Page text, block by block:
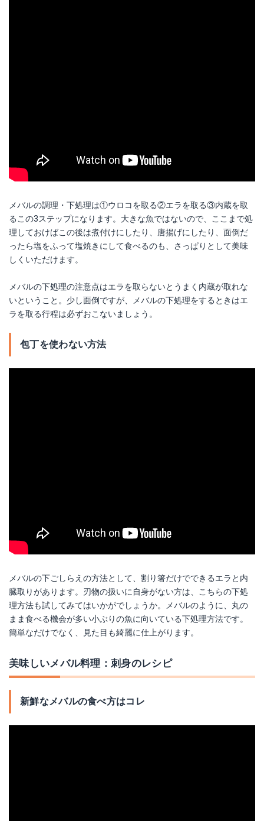
メバルの調理・下処理は①ウロコを取る②エラを取る③内蔵を取
るこの3ステップになります。大きな魚ではないので、ここまで処
理しておけばこの後は煮付けにしたり、唐揚げにしたり、面倒だ
ったら塩をふって塩焼きにして食べるのも、さっぱりとして美味
しくいただけます。
メバルの下処理の注意点はエラを取らないとうまく内蔵が取れな
いということ。少し面倒ですが、メバルの下処理をするときはエ
ラを取る行程は必ずおこないましょう。
包丁を使わない方法
メバルの下ごしらえの方法として、割り箸だけでできるエラと内
臓取りがあります。刃物の扱いに自身がない方は、こちらの下処
理方法も試してみてはいかがでしょうか。メバルのように、丸の
まま食べる機会が多い小ぶりの魚に向いている下処理方法です。
簡単なだけでなく、見た目も綺麗に仕上がります。
美味しいメバル料理：刺身のレシピ
新鮮なメバルの食べ方はコレ